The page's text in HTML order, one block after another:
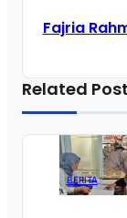
Fajria
Related
BERITA